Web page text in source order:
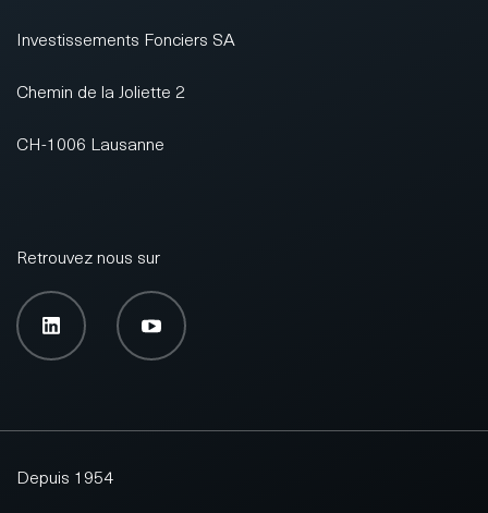
Investissements Fonciers SA
Chemin de la Joliette 2
CH-1006 Lausanne
Retrouvez nous sur
Depuis 1954